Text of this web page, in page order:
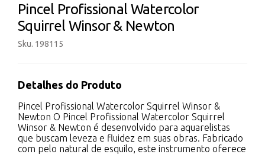
Pincel Profissional Watercolor
Squirrel Winsor & Newton
Sku. 198115
Detalhes do Produto
Pincel Profissional Watercolor Squirrel Winsor &
Newton O Pincel Profissional Watercolor Squirrel
Winsor & Newton é desenvolvido para aquarelistas
que buscam leveza e fluidez em suas obras. Fabricado
com pelo natural de esquilo, este instrumento oferece